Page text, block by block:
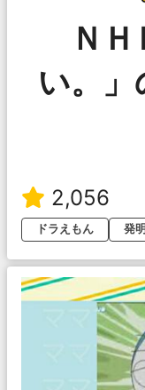
Ｎ
い。
2,056
ドラえもん
発